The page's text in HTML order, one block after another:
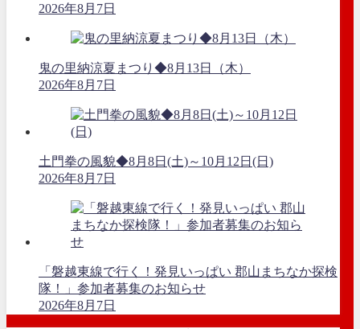
2026年8月7日
鬼の里納涼夏まつり◆8月13日（木）
2026年8月7日
土門拳の風貌◆8月8日(土)～10月12日(日)
2026年8月7日
「磐越東線で行く！発見いっぱい 郡山まちなか探検
隊！」参加者募集のお知らせ
2026年8月7日